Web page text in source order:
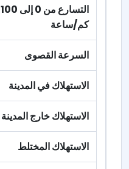
التسارع من 0 إلى 100
كم/ساعة
السرعة القصوى
الاستهلاك في المدينة
الاستهلاك خارج المدينة
الاستهلاك المختلط